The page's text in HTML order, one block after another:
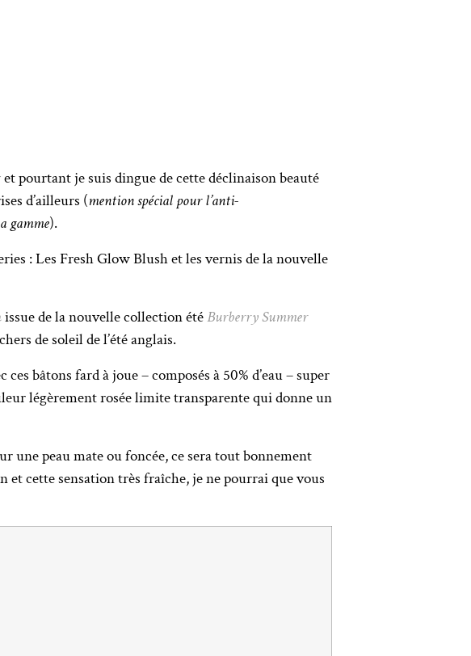
et pourtant je suis dingue de cette déclinaison beauté
d’ailleurs (mention spécial pour l’anti-
gamme).
: Les Fresh Glow Blush et les vernis de la nouvelle
issue de la nouvelle collection étéBurberry Summer
de soleil de l’été anglais.
bâtons fard à joue – composés à 50% d’eau – super
légèrement rosée limite transparente qui donne un
une peau mate ou foncée, ce sera tout bonnement
cette sensation très fraîche, je ne pourrai que vous